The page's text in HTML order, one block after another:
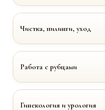
Чистка, пилинги, уход
Работа с рубцами
Гинекология и урология